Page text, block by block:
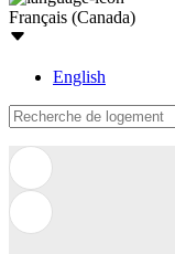
Français (Canada)
English